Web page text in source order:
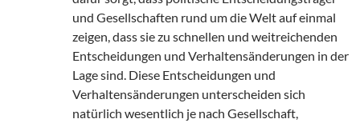
und Gesellschaften rund um die Welt auf einmal
zeigen, dass sie zu schnellen und weitreichenden
Entscheidungen und Verhaltensänderungen in der
Lage sind. Diese Entscheidungen und
Verhaltensänderungen unterscheiden sich
natürlich wesentlich je nach Gesellschaft,